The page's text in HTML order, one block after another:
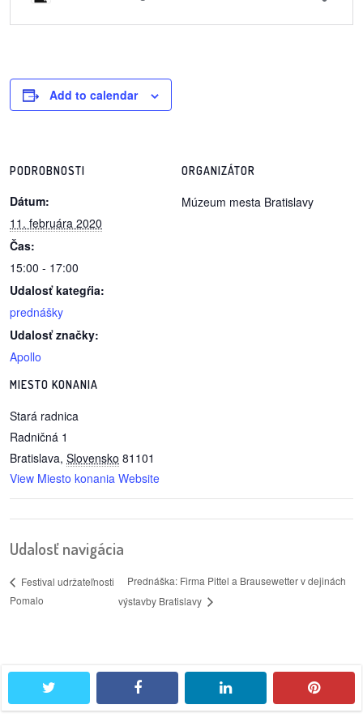
výstavy
nás
podporili
nás
zázemie
kontaktujte
nás
Add to calendar
PODROBNOSTI
Dátum:
11. februára 2020
Čas:
15:00 - 17:00
Udalosť kategŕia:
prednášky
Udalosť značky:
Apollo
MIESTO KONANIA
Stará radnica
Radničná 1
Bratislava, Slovensko 81101
View Miesto konania Website
ORGANIZÁTOR
Múzeum mesta Bratislavy
Udalosť navigácia
Festival udržateľnosti
Pomalo
Prednáška: Firma Pittel a Brausewetter v dejinách
výstavby Bratislavy
facebook linkedin